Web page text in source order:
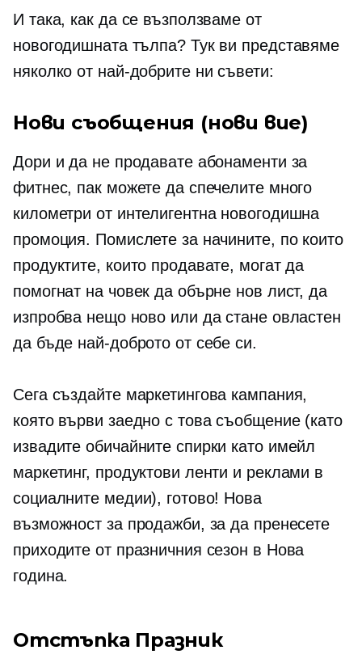
И така, как да се възползваме от
новогодишната тълпа? Тук ви представяме
няколко от най-добрите ни съвети:
Нови съобщения (нови вие)
Дори и да не продавате абонаменти за
фитнес, пак можете да спечелите много
километри от интелигентна новогодишна
промоция. Помислете за начините, по които
продуктите, които продавате, могат да
помогнат на човек да обърне нов лист, да
изпробва нещо ново или да стане овластен
да бъде най-доброто от себе си.
Сега създайте маркетингова кампания,
която върви заедно с това съобщение (като
извадите обичайните спирки като имейл
маркетинг, продуктови ленти и реклами в
социалните медии), готово! Нова
възможност за продажби, за да пренесете
приходите от празничния сезон в Нова
година.
Отстъпка Празник